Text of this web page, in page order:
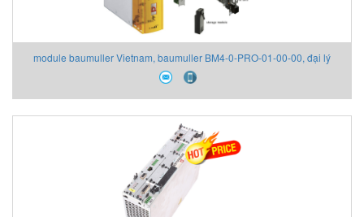
module baumuller Vietnam, baumuller BM4-0-PRO-01-00-00, đại lý
baumuller vietnam